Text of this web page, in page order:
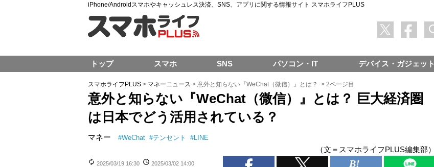
iPhone/Androidスマホやキャッシュレス決済、SNS、アプリに関する情報サイト スマホライフPLUS
スマホライフPLUS > マネーニュース > 意外と知らない『WeChat（微信）』とは？ > 2ページ目
意外と知らない『WeChat（微信）』とは？ 巨大経済圏
は日本でどう活用されている？
マネー #WeChat #テンセント #LINE
（文＝スマホライフPLUS編集部）
2025/03/19 16:30 2025/03/02 14:00
トップ スマホ SNS パソコン・IT デバイス・ガジェット